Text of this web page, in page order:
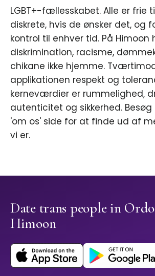
LGBT+-fællesskabet. Alle er frie
diskrete, hvis de ønsker det, og
kontrol til enhver tid. På Himoon
diskrimination, racisme,
chikane ikke hjemme.
applikationen respekt og
kerneværdier er rummelighed,
autenticitet og sikkerhed. Besøg
'om os' side for at finde ud af
vi er.
Date trans people in
Himoon